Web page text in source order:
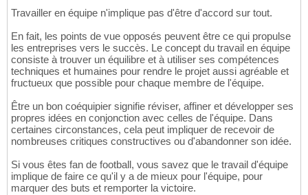
Travailler en équipe n'implique pas d'être d'accord sur tout.
En fait, les points de vue opposés peuvent être ce qui propulse
les entreprises vers le succès. Le concept du travail en équipe
consiste à trouver un équilibre et à utiliser ses compétences
techniques et humaines pour rendre le projet aussi agréable et
fructueux que possible pour chaque membre de l'équipe.
Être un bon coéquipier signifie réviser, affiner et développer ses
propres idées en conjonction avec celles de l'équipe. Dans
certaines circonstances, cela peut impliquer de recevoir de
nombreuses critiques constructives ou d'abandonner son idée.
Si vous êtes fan de football, vous savez que le travail d'équipe
implique de faire ce qu'il y a de mieux pour l'équipe, pour
marquer des buts et remporter la victoire.